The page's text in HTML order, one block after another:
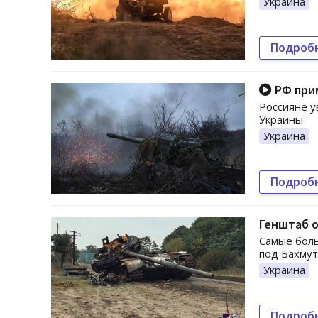
РФ
Россияне
Украины
Украина
Генштаб
Самые
под
Украина